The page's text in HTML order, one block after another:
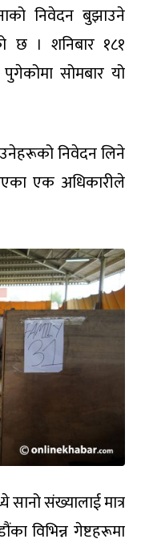
निवेदन बुझाउने
छ । शनिबार १८१
सोमबार यो
निवेदन लिने
एक अधिकारीले
संख्यालाई मात्र
विभिन्न गेष्टहरूमा